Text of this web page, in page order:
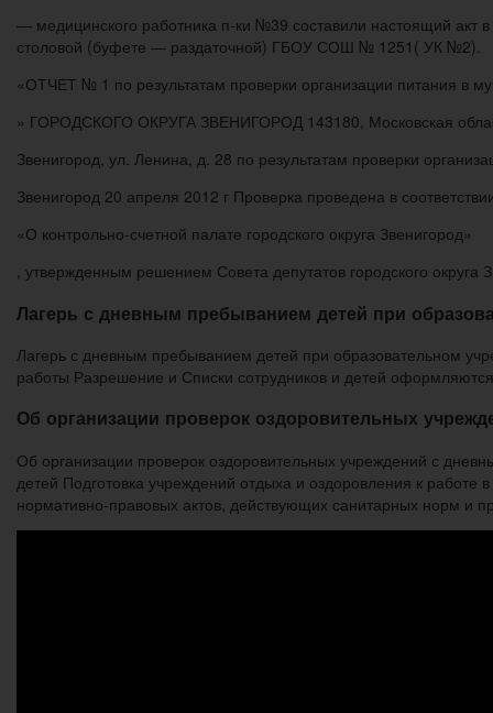
— медицинского работника п-ки №39 составили настоящий акт
столовой (буфете — раздаточной) ГБОУ СОШ № 1251( УК №2).
«ОТЧЕТ № 1 по результатам проверки организации питания в
» ГОРОДСКОГО ОКРУГА ЗВЕНИГОРОД 143180, Московская
Звенигород, ул. Ленина, д. 28 по результатам проверки
Звенигород 20 апреля 2012 г Проверка проведена в
«О контрольно-счетной палате городского округа Звенигород»
, утвержденным решением Совета депутатов городского округа
Лагерь с дневным пребыванием детей при
Лагерь с дневным пребыванием детей при образовательном
работы Разрешение и Списки сотрудников и детей
Об организации проверок оздоровительных
Об организации проверок оздоровительных учреждений с
детей Подготовка учреждений отдыха и оздоровления к
нормативно-правовых актов, действующих санитарных норм и